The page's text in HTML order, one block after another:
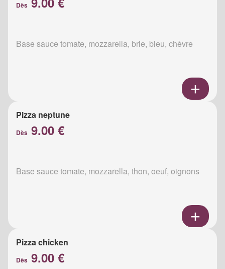
Dès
Base sauce tomate, mozzarella, brie, bleu, chèvre
Pizza neptune
Dès 9.00 €
Base sauce tomate, mozzarella, thon, oeuf, oignons
Pizza chicken
Dès 9.00 €